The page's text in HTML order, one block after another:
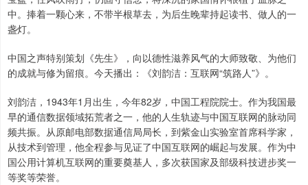
中。捧着一颗心来，不带半根草去，为后生晚辈持起读书、做人的一
盏灯。
中国之声特别策划《先生》，向以德性滋养风气的大师致敬、为他们
的成就与修为留痕。今天播出：《刘韵洁：互联网“筑路人”》。
刘韵洁，1943年1月出生，今年82岁，中国工程院院士。作为我国最
早的通信数据领域拓荒者之一，他的人生轨迹与中国互联网的脉动同
频共振。从原邮电部数据通信局局长，到紫金山实验室首席科学家，
从技术到管理，他全程参与见证了中国互联网的崛起与发展。作为中
国公用计算机互联网的重要奠基人，多次获国家及部级科技进步奖一
等奖等荣誉。